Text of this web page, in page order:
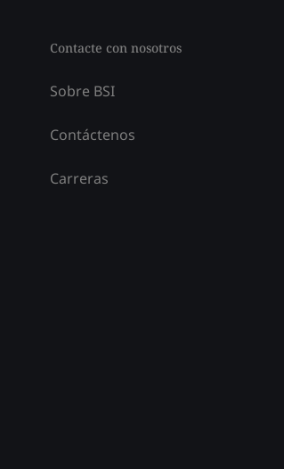
Contacte con nosotros
Sobre BSI
Contáctenos
Carreras